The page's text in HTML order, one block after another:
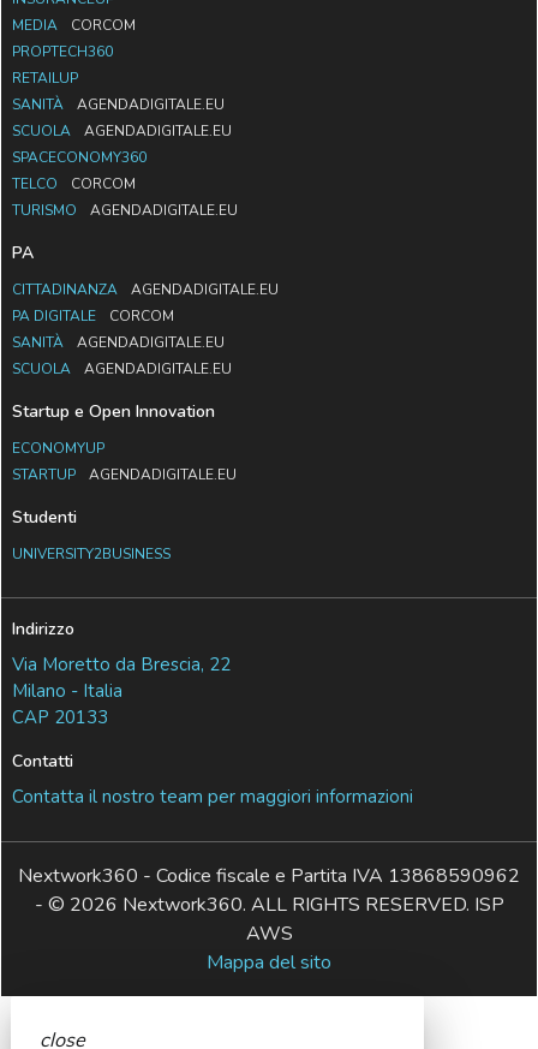
MEDIA
CORCOM
PROPTECH360
RETAILUP
SANITÀ
AGENDADIGITALE.EU
SCUOLA
AGENDADIGITALE.EU
SPACECONOMY360
TELCO
CORCOM
TURISMO
AGENDADIGITALE.EU
PA
CITTADINANZA
AGENDADIGITALE.EU
PA DIGITALE
CORCOM
SANITÀ
AGENDADIGITALE.EU
SCUOLA
AGENDADIGITALE.EU
Startup e Open Innovation
ECONOMYUP
STARTUP
AGENDADIGITALE.EU
Studenti
UNIVERSITY2BUSINESS
Indirizzo
Via Moretto da Brescia, 22
Milano - Italia
CAP 20133
Contatti
Contatta il nostro team per maggiori informazioni
Nextwork360 - Codice fiscale e Partita IVA 13868590962
- © 2026 Nextwork360. ALL RIGHTS RESERVED. ISP
AWS
Mappa del sito
close